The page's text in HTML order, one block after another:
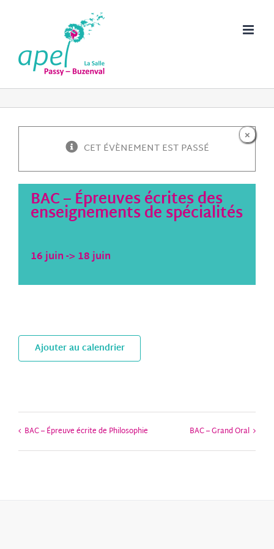
×
CET ÉVÈNEMENT EST PASSÉ
BAC – Épreuves écrites des
enseignements de spécialités
16 juin->18 juin
Ajouter au calendrier
BAC – Épreuve écrite de Philosophie BAC – Grand Oral